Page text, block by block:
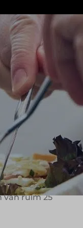
vanaf Schiphol.
moderne
voor
hoog boven
maar om het
van receptuur
een
van ruim 25